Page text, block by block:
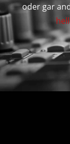
oder gar